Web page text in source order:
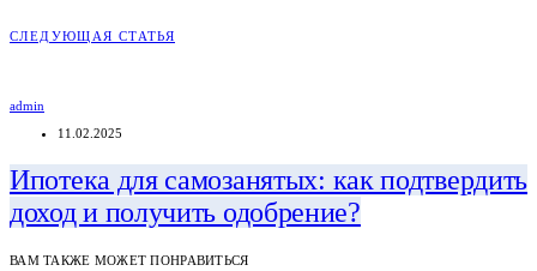
СЛЕДУЮЩАЯ СТАТЬЯ
admin
11.02.2025
Ипотека для самозанятых: как подтвердить
доход и получить одобрение?
ВАМ ТАКЖЕ МОЖЕТ ПОНРАВИТЬСЯ